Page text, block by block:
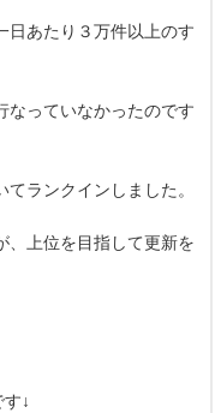
日あたり３万件以上のす
なっていなかったのです
ランクインしました。
、上位を目指して更新を
↓